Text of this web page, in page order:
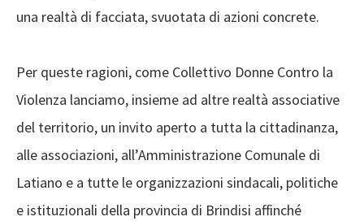
una realtà di facciata, svuotata di azioni concrete.
Per queste ragioni, come Collettivo Donne Contro la
Violenza lanciamo, insieme ad altre realtà associative
del territorio, un invito aperto a tutta la cittadinanza,
alle associazioni, all’Amministrazione Comunale di
Latiano e a tutte le organizzazioni sindacali, politiche
e istituzionali della provincia di Brindisi affinché